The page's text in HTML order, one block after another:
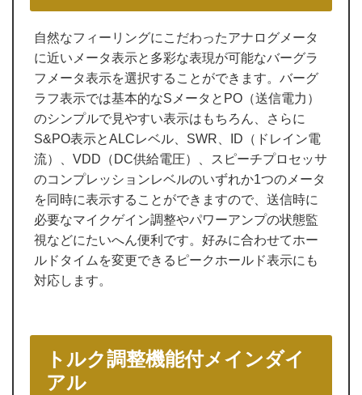
自然なフィーリングにこだわったアナログメータ
に近いメータ表示と多彩な表現が可能なバーグラ
フメータ表示を選択することができます。バーグ
ラフ表示では基本的なSメータとPO（送信電力）
のシンプルで見やすい表示はもちろん、さらに
S&PO表示とALCレベル、SWR、ID（ドレイン電
流）、VDD（DC供給電圧）、スピーチプロセッサ
のコンプレッションレベルのいずれか1つのメータ
を同時に表示することができますので、送信時に
必要なマイクゲイン調整やパワーアンプの状態監
視などにたいへん便利です。好みに合わせてホー
ルドタイムを変更できるピークホールド表示にも
対応します。
トルク調整機能付メインダイ
アル